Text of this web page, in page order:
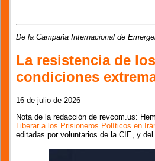
De la Campaña Internacional de
La resistencia de
condiciones
16 de julio de 2026
Nota de la redacción de revcom.us:
Liberar a los Prisioneros Políticos en
editadas por voluntarios de la CIE, y